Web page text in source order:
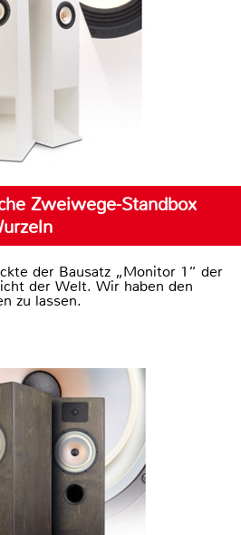
Zweiwege-Standbox
der Bausatz „Monitor 1“ der
der Welt. Wir haben den
zu lassen.